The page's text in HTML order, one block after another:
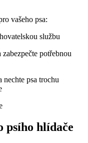
vašeho psa:
službu
potřebnou
nechte psa trochu
psího hlídače